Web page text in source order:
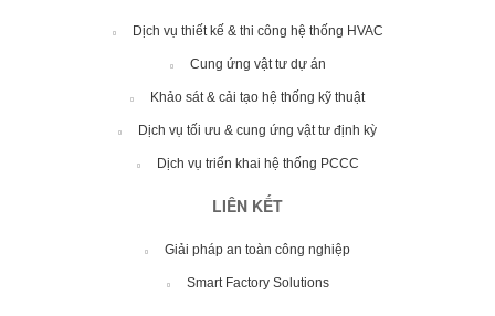
Dịch vụ thiết kế & thi công hệ thống HVAC
Cung ứng vật tư dự án
Khảo sát & cải tạo hệ thống kỹ thuật
Dịch vụ tối ưu & cung ứng vật tư định kỳ
Dịch vụ triển khai hệ thống PCCC
LIÊN KẾT
Giải pháp an toàn công nghiệp
Smart Factory Solutions